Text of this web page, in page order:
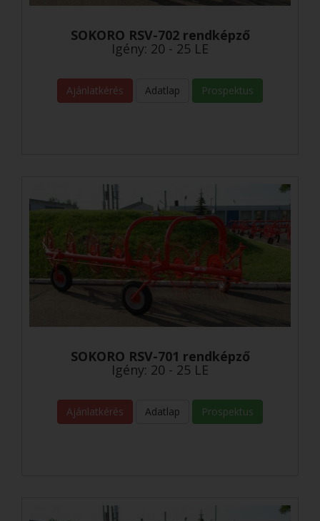
SOKORO RSV-702 rendképző
Igény: 20 - 25 LE
Ajánlatkérés Adatlap Prospektus
SOKORO RSV-701 rendképző
Igény: 20 - 25 LE
Ajánlatkérés Adatlap Prospektus